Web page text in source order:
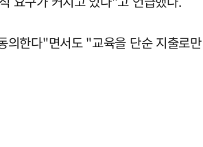
한다"면서도 "교육을 단순 지출로